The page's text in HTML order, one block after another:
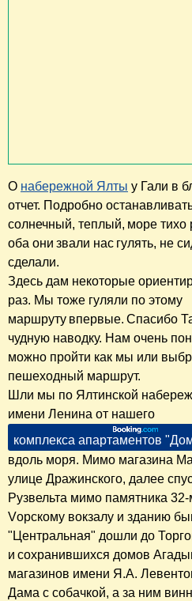
О набережной Ялты у Гали в
отчет. Подробно
солнечный, теплый, море тихо
оба они звали нас гулять, не
сделали.
Здесь дам некоторые
раз. Мы тоже гуляли по этому
маршруту впервые. Спасибо
чудную наводку. Нам очень
можно пройти как мы или
пешеходный маршрут.
Шли мы по Ялтинской
имени Ленина от нашего
комплекса апартаментов
вдоль моря. Мимо магазина
улице Дражинского, далее
Рузвельта мимо памятника
Vорскому вокзалу и зданию
"Центральная" дошли до
и сохранившихся домов
магазинов имени Я.А.
Дама с собачкой, а за ним